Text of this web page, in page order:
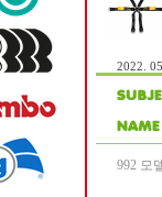
2022.
992 모